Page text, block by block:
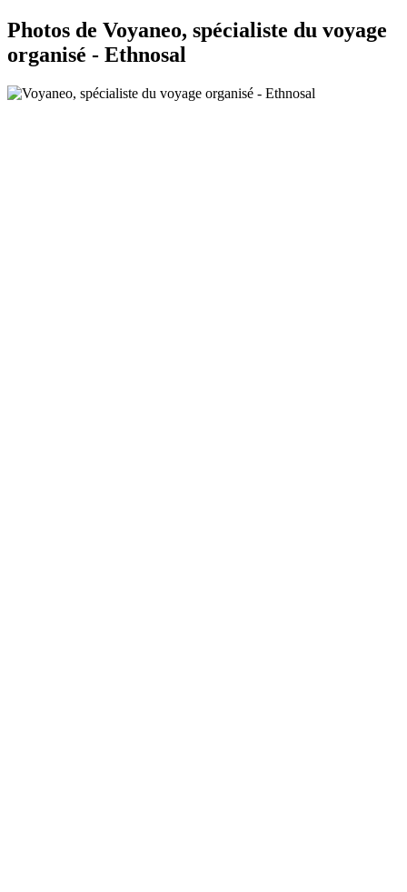
Photos de Voyaneo, spécialiste du voyage
organisé - Ethnosal